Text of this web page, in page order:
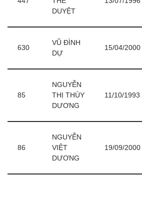
DUYỆT
630
VŨ ĐÌNH
DỰ
15/04/2000
85
NGUYỄN
THỊ THÙY
DƯƠNG
11/10/1993
86
NGUYỄN
VIỆT
DƯƠNG
19/09/2000